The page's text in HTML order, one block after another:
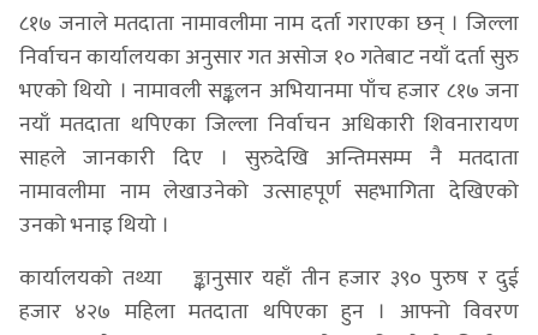
८१७ जनाले मतदाता नामावलीमा नाम दर्ता गराएका छन् । जिल्ला
निर्वाचन कार्यालयका अनुसार गत असोज १० गतेबाट नयाँ दर्ता सुरु
भएको थियो । नामावली सङ्कलन अभियानमा पाँच हजार ८१७ जना
नयाँ मतदाता थपिएका जिल्ला निर्वाचन अधिकारी शिवनारायण
साहले जानकारी दिए । सुरुदेखि अन्तिमसम्म नै मतदाता
नामावलीमा नाम लेखाउनेको उत्साहपूर्ण सहभागिता देखिएको
उनको भनाइ थियो ।
कार्यालयको तथ्या¬ङ्कानुसार यहाँ तीन हजार ३९० पुरुष र दुई
हजार ४२७ महिला मतदाता थपिएका हुन । आफ्नो विवरण